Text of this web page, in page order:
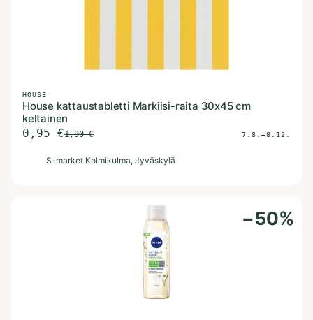
HOUSE
House kattaustabletti Markiisi-raita 30x45 cm
keltainen
0,95 €1,90€ 7.8.–8.12.
S-market Kolmikulma, Jyväskylä
−50%